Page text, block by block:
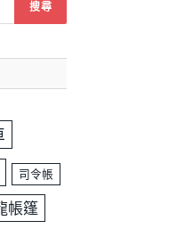
司令帳
帳篷